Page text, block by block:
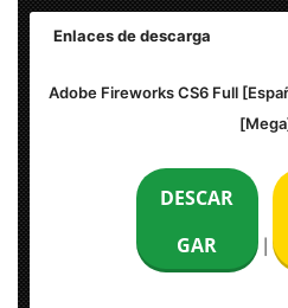
Enlaces de descarga
Español (Multilenguaje)
561 MB / 757 MB
Arquitectura: [x32 & x64 Bits] |
Adobe Fireworks CS6 Full
DESCAR
GAR